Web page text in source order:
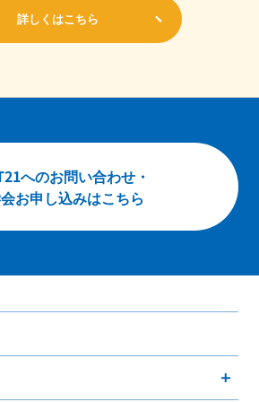
詳しくはこちら
へのお問い合わせ・
お申し込みはこちら